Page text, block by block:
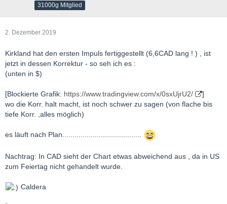
31000g Mitglied
2. Dezember 2019
Kirkland hat den ersten Impuls fertiggestellt (6,6CAD lang ! ) , ist
jetzt in dessen Korrektur - so seh ich es :
(unten in $)
[Blockierte Grafik: https://www.tradingview.com/x/0sxUjrU2/
]
wo die Korr. halt macht, ist noch schwer zu sagen (von flache bis
tiefe Korr. ,alles möglich)
es läuft nach Plan.......................................
Nachtrag: In CAD sieht der Chart etwas abweichend aus , da in US
zum Feiertag nicht gehandelt wurde.
Caldera